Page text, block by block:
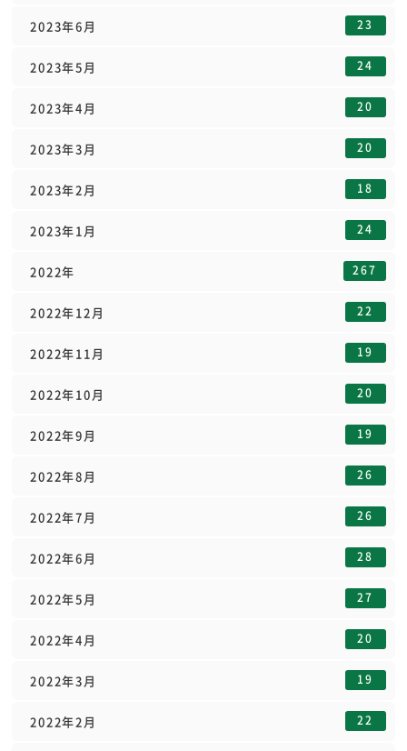
2023年6月 23
2023年5月 24
2023年4月 20
2023年3月 20
2023年2月 18
2023年1月 24
2022年 267
2022年12月 22
2022年11月 19
2022年10月 20
2022年9月 19
2022年8月 26
2022年7月 26
2022年6月 28
2022年5月 27
2022年4月 20
2022年3月 19
2022年2月 22